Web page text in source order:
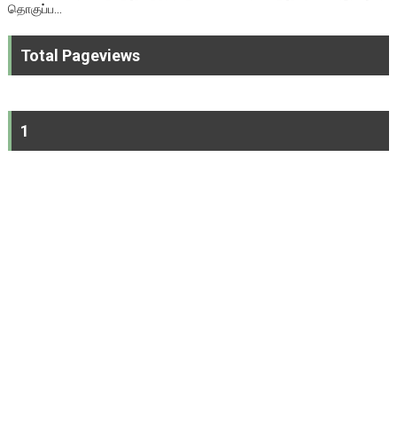
தொகுப்ப...
Total Pageviews
1